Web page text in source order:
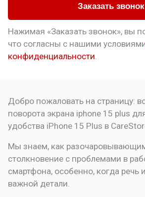
Заказать звонок
Нажимая «Заказать звонок», вы
что согласны с нашими
конфиденциальности.
Добро пожаловать на страницу:
поворота экрана iphone 15 plus
удобства iPhone 15 Plus в
Мы знаем, как
столкновение с проблемами в
смартфона, особенно, когда речь
важной детали.